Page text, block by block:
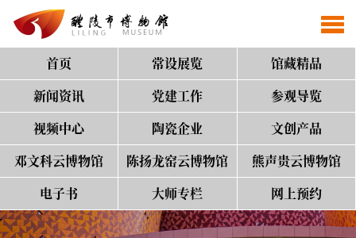
首页 常设展览
馆藏精品
新闻资讯
党建工作
参观导览
视频中心
陶瓷企业
文创产品
邓文科云博物馆
陈扬龙窑云博物馆
熊声贵云博物馆
电子书
大师专栏 网上预约